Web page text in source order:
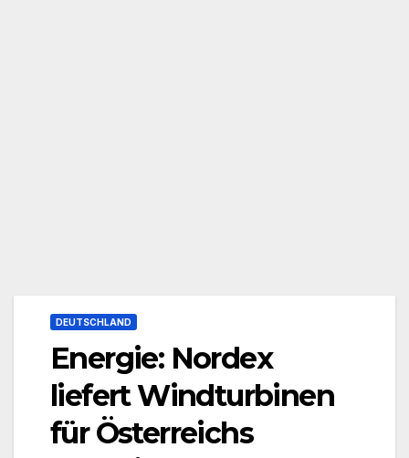
DEUTSCHLAND
Energie: Nordex
liefert Windturbinen
für Österreichs